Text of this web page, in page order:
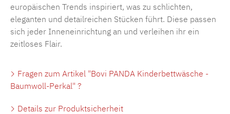
europäischen Trends inspiriert, was zu schlichten,
eleganten und detailreichen Stücken führt. Diese passen
sich jeder Inneneinrichtung an und verleihen ihr ein
zeitloses Flair.
Fragen zum Artikel "Bovi PANDA Kinderbettwäsche -
Baumwoll-Perkal" ?
Details zur Produktsicherheit